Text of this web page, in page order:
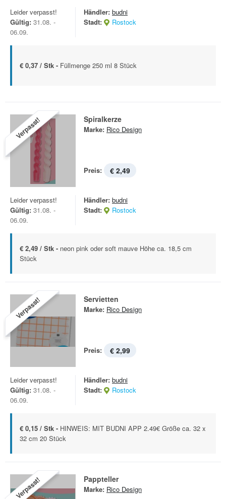
Leider verpasst!
Gültig: 31.08. -
06.09.
Händler: budni
Stadt:
Rostock
€ 0,37 / Stk - Füllmenge 250 ml 8 Stück
Verpasst! Spiralkerze
Marke: Rico Design
Preis: € 2,49
Leider verpasst!
Gültig: 31.08. -
06.09.
Händler: budni
Stadt:
Rostock
€ 2,49 / Stk - neon pink oder soft mauve Höhe ca. 18,5 cm
Stück
Verpasst! Servietten
Marke: Rico Design
Preis: € 2,99
Leider verpasst!
Gültig: 31.08. -
06.09.
Händler: budni
Stadt:
Rostock
€ 0,15 / Stk - HINWEIS: MIT BUDNI APP 2.49€ Größe ca. 32 x
32 cm 20 Stück
Verpasst! Pappteller
Marke: Rico Design